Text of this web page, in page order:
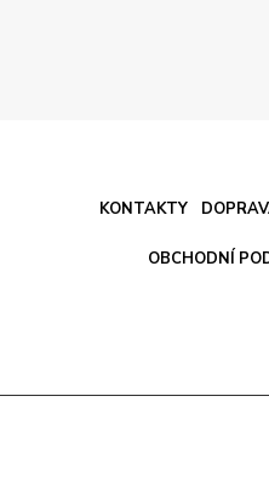
KONTAKTY
OBCHODNÍ